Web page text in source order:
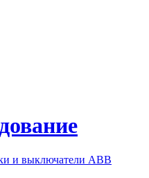
и выключатели ABB